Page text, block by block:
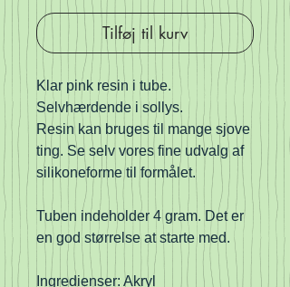
Tilføj til kurv
Klar pink resin i tube.
Selvhærdende i sollys.
Resin kan bruges til mange sjove
ting. Se selv vores fine udvalg af
silikoneforme til formålet.
Tuben indeholder 4 gram. Det er
en god størrelse at starte med.
Ingredienser: Akryl